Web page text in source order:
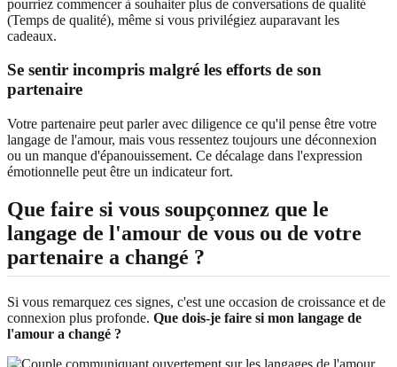
pourriez commencer à souhaiter plus de conversations de qualité
(Temps de qualité), même si vous privilégiez auparavant les
cadeaux.
Se sentir incompris malgré les efforts de son
partenaire
Votre partenaire peut parler avec diligence ce qu'il pense être votre
langage de l'amour, mais vous ressentez toujours une déconnexion
ou un manque d'épanouissement. Ce décalage dans l'expression
émotionnelle peut être un indicateur fort.
Que faire si vous soupçonnez que le
langage de l'amour de vous ou de votre
partenaire a changé ?
Si vous remarquez ces signes, c'est une occasion de croissance et de
connexion plus profonde. Que dois-je faire si mon langage de
l'amour a changé ?